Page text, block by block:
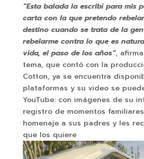
“Esta balada la escribí para mis
carta con la que pretendo
destino cuando se trata de la
rebelarme contra lo que es
vida, el paso de los años”, afirma
tema, que contó con la
Cotton, ya se encuentra
plataformas y su video se
YouTube: con imágenes de su
registro de momentos
homenaje a sus padres y les
que los quiere